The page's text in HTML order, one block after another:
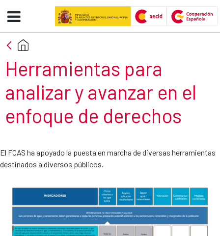
Skip to Main Content
Herramientas - AECID -FCAS
Herramientas para
analizar y avanzar en el
enfoque de derechos
El FCAS ha apoyado la puesta en marcha de diversas herramientas
destinados a diversos públicos.